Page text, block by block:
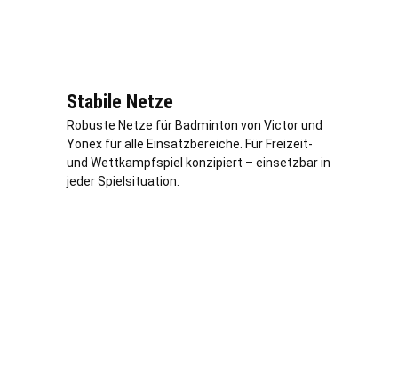
Stabile Netze
Robuste Netze für Badminton von Victor und
Yonex für alle Einsatzbereiche. Für Freizeit-
und Wettkampfspiel konzipiert – einsetzbar in
jeder Spielsituation.